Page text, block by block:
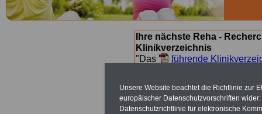
Ihre nächste Reha -
Klinikverzeichnis
"Das
führende
suchen. Beamtinnen und
Angebote nach
Unsere Website beachtet die Richtlinie zur
europäischer Datenschutzvorschriften
Datenschutzrichtlinie für elektronische